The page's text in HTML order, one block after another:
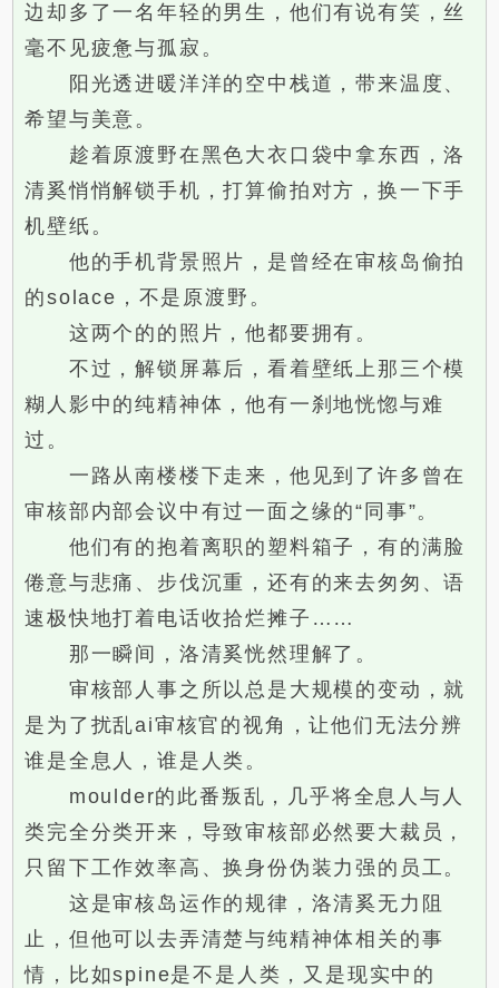
边却多了一名年轻的男生，他们有说有笑，丝
毫不见疲惫与孤寂。
阳光透进暖洋洋的空中栈道，带来温度、
希望与美意。
趁着原渡野在黑色大衣口袋中拿东西，洛
清奚悄悄解锁手机，打算偷拍对方，换一下手
机壁纸。
他的手机背景照片，是曾经在审核岛偷拍
的solace，不是原渡野。
这两个的的照片，他都要拥有。
不过，解锁屏幕后，看着壁纸上那三个模
糊人影中的纯精神体，他有一刹地恍惚与难
过。
一路从南楼楼下走来，他见到了许多曾在
审核部内部会议中有过一面之缘的“同事”。
他们有的抱着离职的塑料箱子，有的满脸
倦意与悲痛、步伐沉重，还有的来去匆匆、语
速极快地打着电话收拾烂摊子……
那一瞬间，洛清奚恍然理解了。
审核部人事之所以总是大规模的变动，就
是为了扰乱ai审核官的视角，让他们无法分辨
谁是全息人，谁是人类。
moulder的此番叛乱，几乎将全息人与人
类完全分类开来，导致审核部必然要大裁员，
只留下工作效率高、换身份伪装力强的员工。
这是审核岛运作的规律，洛清奚无力阻
止，但他可以去弄清楚与纯精神体相关的事
情，比如spine是不是人类，又是现实中的